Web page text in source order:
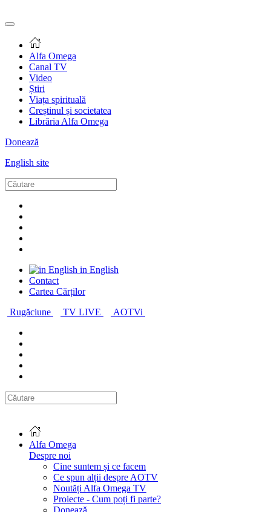
Alfa Omega
Canal TV
Video
Știri
Viața spirituală
Creștinul și societatea
Librăria Alfa Omega
Donează
English site
in English
Contact
Cartea Cărților
Rugăciune
TV LIVE AOTVi
Alfa Omega
Despre noi
Cine suntem și ce facem
Ce spun alții despre AOTV
Noutăți Alfa Omega TV
Proiecte - Cum poți fi parte?
Donează